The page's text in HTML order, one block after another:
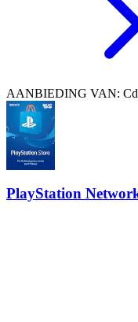
AANBIEDING VAN:
PlayStation